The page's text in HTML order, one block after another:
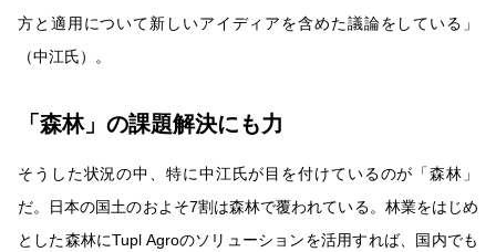
方と適用について新しいアイディアを含めた議論をしている」
（中江氏）。
「森林」の課題解決にも力
そうした状況の中、特に中江氏が目を付けているのが「森林」
だ。日本の国土のおよそ7割は森林で覆われている。林業をはじめ
とした森林にTupl Agroのソリューションを活用すれば、国内でも